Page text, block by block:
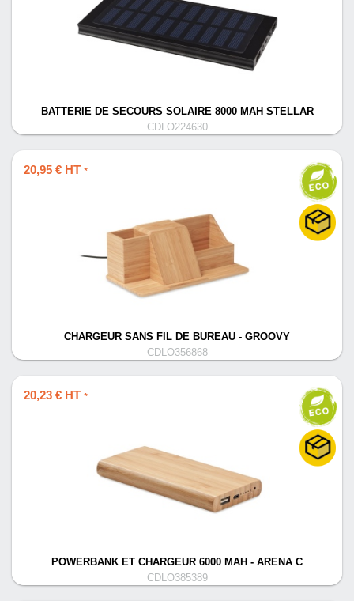
BATTERIE DE SECOURS SOLAIRE 8000 MAH STELLAR
CDLO224630
20,95 € HT *
CHARGEUR SANS FIL DE BUREAU - GROOVY
CDLO356868
20,23 € HT *
POWERBANK ET CHARGEUR 6000 MAH - ARENA C
CDLO385389